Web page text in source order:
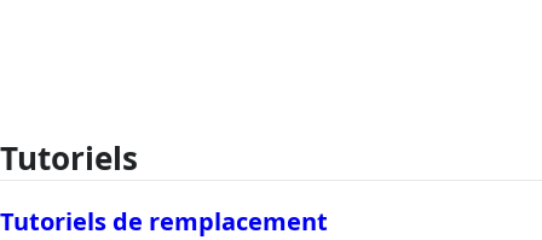
Tutoriels
Tutoriels de remplacement